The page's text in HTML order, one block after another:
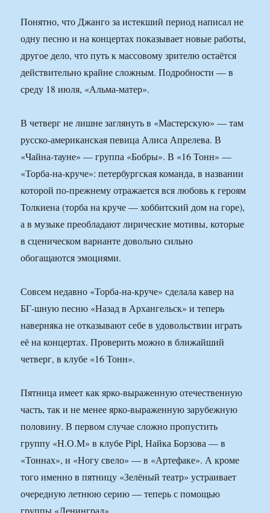
Понятно, что Джанго за истекший период написал не
одну песню и на концертах показывает новые работы,
другое дело, что путь к массовому зрителю остаётся
действительно крайне сложным. Подробности — в
среду 18 июля, «Альма-матер».
В четверг не лишне заглянуть в «Мастерскую» — там
русско-американская певица Алиса Апрелева. В
«Чайна-тауне» — группа «Бобры». В «16 Тонн» —
«Торба-на-круче»: петербургская команда, в названии
которой по-прежнему отражается вся любовь к героям
Толкиена (торба на круче — хоббитский дом на горе),
а в музыке преобладают лирические мотивы, которые
в сценическом варианте довольно сильно
обогащаются эмоциями.
Совсем недавно «Торба-на-круче» сделала кавер на
БГ-шную песню «Назад в Архангельск» и теперь
наверняка не отказывают себе в удовольствии играть
её на концертах. Проверить можно в ближайший
четверг, в клубе «16 Тонн».
Пятница имеет как ярко-выраженную отечественную
часть, так и не менее ярко-выраженную зарубежную
половину. В первом случае сложно пропустить
группу «Н.О.М» в клубе Pipl, Найка Борзова — в
«Тоннах», и «Ногу свело» — в «Артефаке». А кроме
того именно в пятницу «Зелёный театр» устраивает
очередную летнюю серию — теперь с помощью